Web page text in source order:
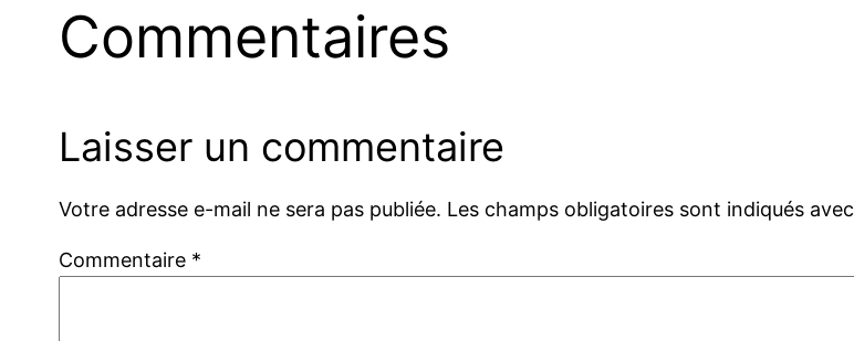
Commentaires
Laisser un commentaire
Votre adresse e-mail ne sera pas publiée. Les champs obligatoires sont indiqués avec
Commentaire *